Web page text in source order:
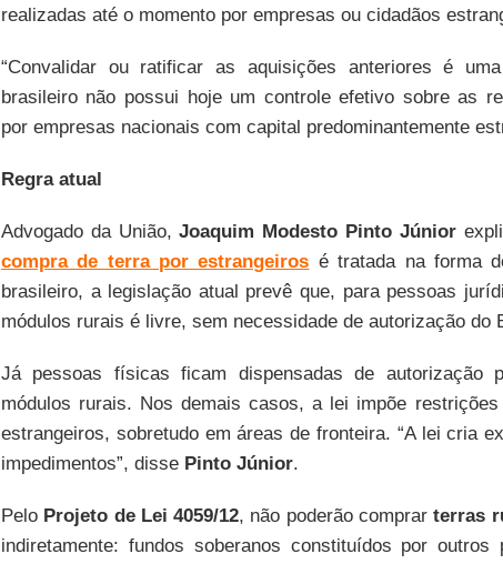
realizadas até o momento por empresas ou cidadãos
“Convalidar ou ratificar as aquisições anteriores é
brasileiro não possui hoje um controle efetivo sobre as
por empresas nacionais com capital predominantemente
Regra atual
Advogado da União,Joaquim Modesto Pinto Júnior
compra de terra por estrangeiros é tratada na forma
brasileiro, a legislação atual prevê que, para pessoas
módulos rurais é livre, sem necessidade de autorização do
Já pessoas físicas ficam dispensadas de autorização
módulos rurais. Nos demais casos, a lei impõe
estrangeiros, sobretudo em áreas de fronteira. “A lei cria
impedimentos”, disse Pinto Júnior.
Pelo Projeto de Lei 4059/12, não poderão comprarterras
indiretamente: fundos soberanos constituídos por outros